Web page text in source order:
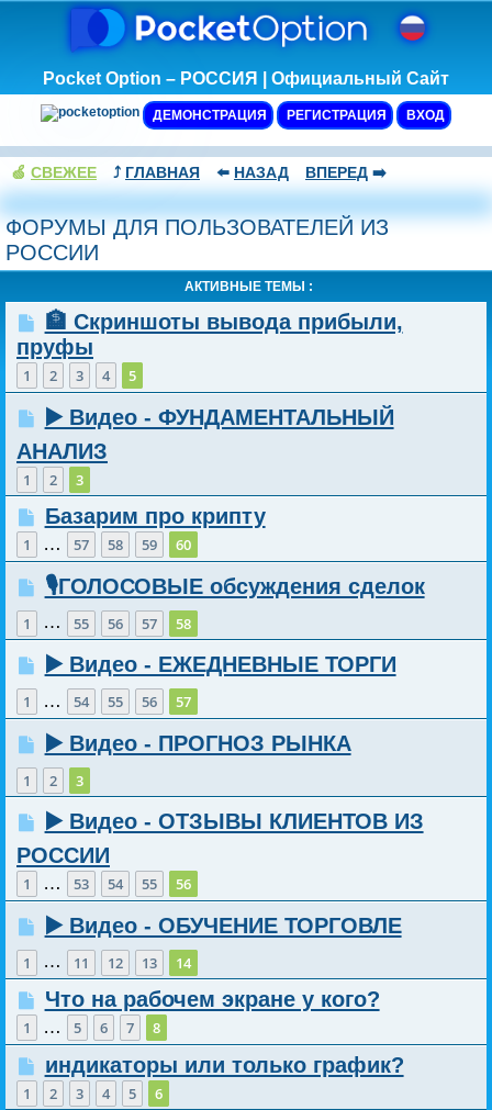
Pocket Option – РОССИЯ | Официальный Сайт
ДЕМОНСТРАЦИЯ РЕГИСТРАЦИЯ ВХОД
🍏 СВЕЖЕЕ ⤴️ ГЛАВНАЯ ⬅️ НАЗАД ВПЕРЕД ➡️
ФОРУМЫ ДЛЯ ПОЛЬЗОВАТЕЛЕЙ ИЗ
РОССИИ
АКТИВНЫЕ ТЕМЫ :
🏦 Скриншоты вывода прибыли,
пруфы
1 2 3 4 5
▶️ Видео - ФУНДАМЕНТАЛЬНЫЙ
АНАЛИЗ
1 2 3
Базарим про крипту
1 … 57 58 59 60
🎙️ГОЛОСОВЫЕ обсуждения сделок
1 … 55 56 57 58
▶️ Видео - ЕЖЕДНЕВНЫЕ ТОРГИ
1 … 54 55 56 57
▶️ Видео - ПРОГНОЗ РЫНКА
1 2 3
▶️ Видео - ОТЗЫВЫ КЛИЕНТОВ ИЗ
РОССИИ
1 … 53 54 55 56
▶️ Видео - ОБУЧЕНИЕ ТОРГОВЛЕ
1 … 11 12 13 14
Что на рабочем экране у кого?
1 … 5 6 7 8
индикаторы или только график?
1 2 3 4 5 6